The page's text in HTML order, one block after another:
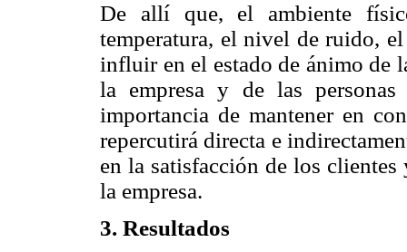
De allí que, el ambiente
temperatura, el nivel de ruido,
influir en el estado de ánimo de
la empresa y de las
importancia de mantener en
repercutirá directa e
en la satisfacción de los
la empresa.
3. Resultados